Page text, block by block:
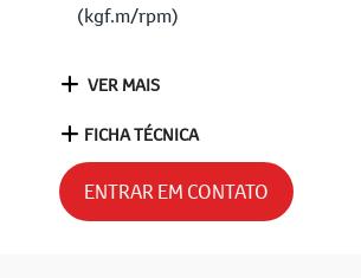
(kgf.m/rpm)
VER MAIS
FICHA TÉCNICA
ENTRAR EM CONTATO